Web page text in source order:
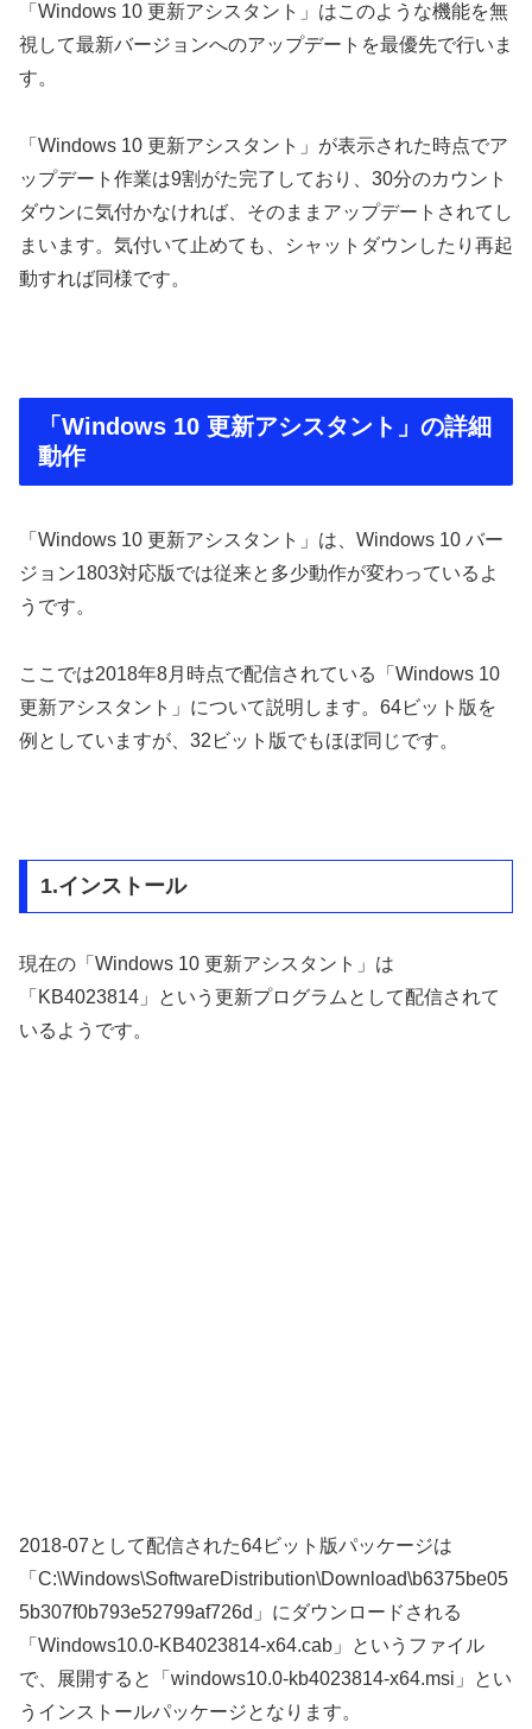
「Windows 10 更新アシスタント」はこのような機能を無
視して最新バージョンへのアップデートを最優先で行いま
す。
「Windows 10 更新アシスタント」が表示された時点でア
ップデート作業は9割がた完了しており、30分のカウント
ダウンに気付かなければ、そのままアップデートされてし
まいます。気付いて止めても、シャットダウンしたり再起
動すれば同様です。
「Windows 10 更新アシスタント」の詳細
動作
「Windows 10 更新アシスタント」は、Windows 10 バー
ジョン1803対応版では従来と多少動作が変わっているよ
うです。
ここでは2018年8月時点で配信されている「Windows 10
更新アシスタント」について説明します。64ビット版を
例としていますが、32ビット版でもほぼ同じです。
1.インストール
現在の「Windows 10 更新アシスタント」は
「KB4023814」という更新プログラムとして配信されて
いるようです。
2018-07として配信された64ビット版パッケージは
「C:\Windows\SoftwareDistribution\Download\b6375be05
5b307f0b793e52799af726d」にダウンロードされる
「Windows10.0-KB4023814-x64.cab」というファイル
で、展開すると「windows10.0-kb4023814-x64.msi」とい
うインストールパッケージとなります。